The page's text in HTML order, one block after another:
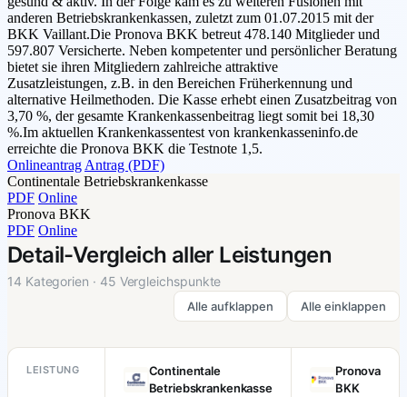
anderen Betriebskrankenkassen, zuletzt zum 01.07.2015 mit der
BKK Vaillant.Die Pronova BKK betreut 478.140 Mitglieder und
597.807 Versicherte. Neben kompetenter und persönlicher Beratung
bietet sie ihren Mitgliedern zahlreiche attraktive
Zusatzleistungen, z.B. in den Bereichen Früherkennung und
alternative Heilmethoden. Die Kasse erhebt einen Zusatzbeitrag von
3,70 %, der gesamte Krankenkassenbeitrag liegt somit bei 18,30
%.Im aktuellen Krankenkassentest von krankenkasseninfo.de
erreichte die Pronova BKK die Testnote 1,5.
Onlineantrag Antrag (PDF)
Continentale Betriebskrankenkasse
PDF Online
Pronova BKK
PDF Online
Detail-Vergleich aller Leistungen
14 Kategorien · 45 Vergleichspunkte
Alle aufklappen Alle einklappen
LEISTUNG
Continentale
Betriebskrankenkasse
Pronova
BKK